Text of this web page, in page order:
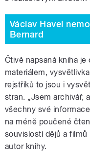
Václav Havel
Bernard
Čtivě napsaná kniha
materiálem,
rejstříků to jsou i
stran. „Jsem archivář,
všechny své
na méně poučené
souvislostí dějů a
autor knihy.